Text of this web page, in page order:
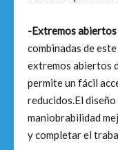
-Extremos abiertos
combinadas de
extremos abiertos
permite un fácil
reducidos.El
maniobrabilidad
y completar el